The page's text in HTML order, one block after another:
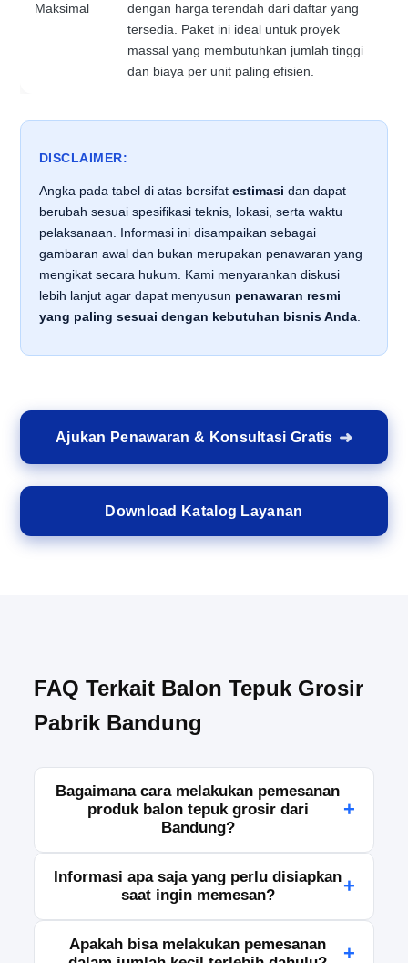
Maksimal
dengan harga terendah dari daftar yang
tersedia. Paket ini ideal untuk proyek
massal yang membutuhkan jumlah tinggi
dan biaya per unit paling efisien.
DISCLAIMER:
Angka pada tabel di atas bersifat estimasi dan dapat
berubah sesuai spesifikasi teknis, lokasi, serta waktu
pelaksanaan. Informasi ini disampaikan sebagai
gambaran awal dan bukan merupakan penawaran yang
mengikat secara hukum. Kami menyarankan diskusi
lebih lanjut agar dapat menyusun penawaran resmi
yang paling sesuai dengan kebutuhan bisnis Anda.
Ajukan Penawaran & Konsultasi Gratis
Download Katalog Layanan
FAQ Terkait Balon Tepuk Grosir
Pabrik Bandung
Bagaimana cara melakukan pemesanan
produk balon tepuk grosir dari
Bandung?
+
tim sales kami melalui WhatsApp, telepon, atau
formulir pemesanan yang tersedia. Setelah itu,
kami akan membantu Anda memilih spesifikasi
produk, jumlah pesanan, serta jadwal pengiriman
Informasi apa saja yang perlu disiapkan
saat ingin memesan?
+
kebutuhan, warna atau desain yang diinginkan,
Apakah bisa melakukan pemesanan
+